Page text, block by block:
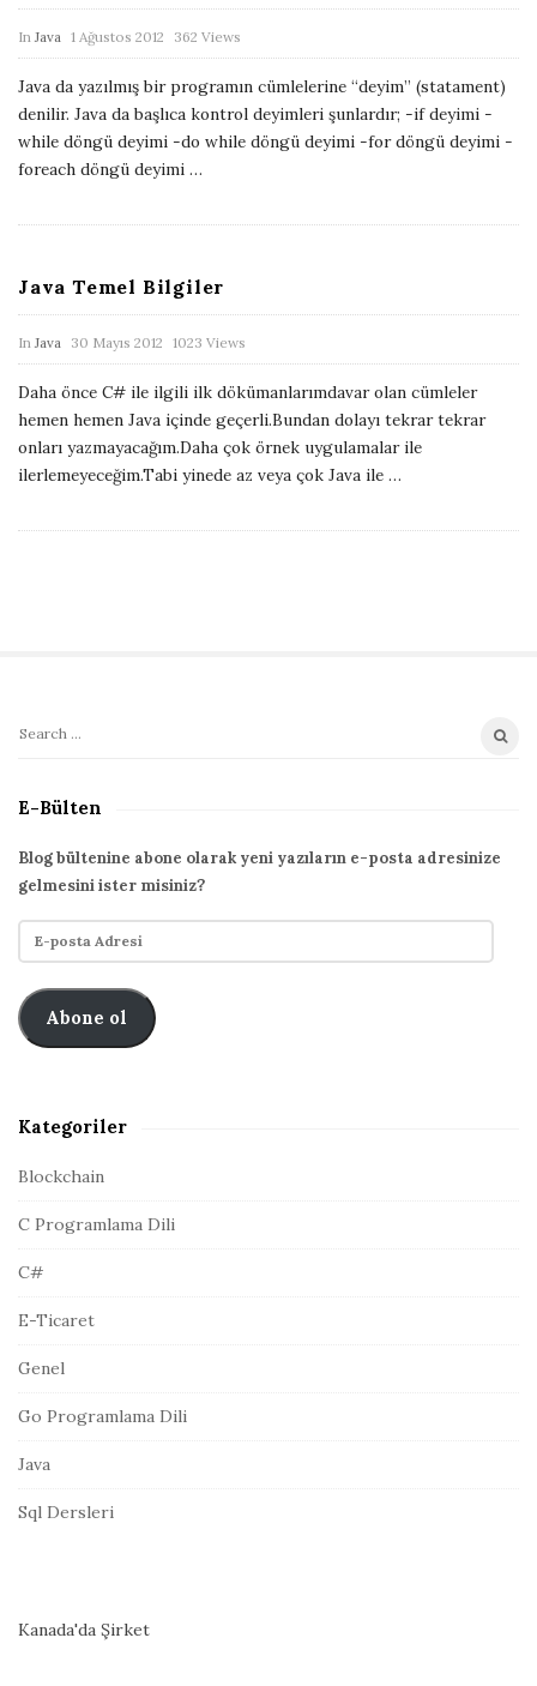
In Java P
l
i
h
a
e
1 Ağustos 2012 362 Views
Java da yazılmış bir programın cümlelerine “deyim” (statament)
denilir. Java da başlıca kontrol deyimleri şunlardır; -if deyimi -
while döngü deyimi -do while döngü deyimi -for döngü deyimi -
foreach döngü deyimi …
Java Temel Bilgiler
In Java P
i
h
30 Mayıs 2012 1023 Views
Daha önce C# ile ilgili ilk dökümanlarımdavar olan cümleler
hemen hemen Java içinde geçerli.Bundan dolayı tekrar tekrar
onları yazmayacağım.Daha çok örnek uygulamalar ile
ilerlemeyeceğim.Tabi yinede az veya çok Java ile …
S
t
S
i
d
e
b
a
S
a
c
h
r
E-Bülten
Blog bültenine abone olarak yeni yazıların e-posta adresinize
gelmesini ister misiniz?
E
-
o
s
A
r
s
Abone ol
Kategoriler
Blockchain
C Programlama Dili
C#
E-Ticaret
Genel
Go Programlama Dili
Java
Sql Dersleri
Kanada'da Şirket